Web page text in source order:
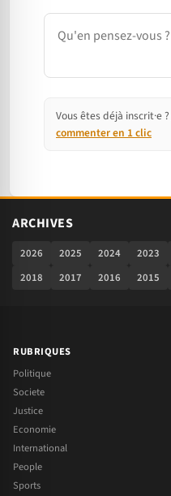
Commentaire
Vous êtes déjà inscrit·e ?
commenter en 1 clic
ARCHIVES
2026 2025 2024 2023
2018
2017 2016 2015
RUBRIQUES
Politique
Societe
Justice
Economie
International
People
Sports